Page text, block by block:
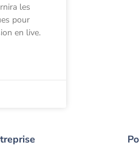
les
pour
en live.